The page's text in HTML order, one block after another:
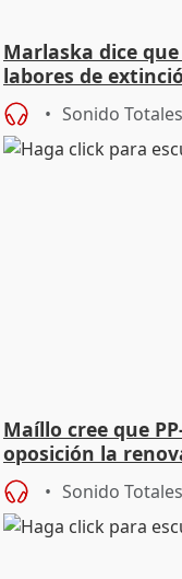
Marlaska dice
labores de
Sonido Totales
Maíllo cree que
oposición la
Defensor
Sonido Totales